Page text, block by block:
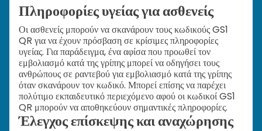
Πληροφορίες υγείας για ασθενείς
Οι ασθενείς μπορούν να σκανάρουν τους κωδικούς GS1
QR για να έχουν πρόσβαση σε κρίσιμες πληροφορίες
υγείας. Για παράδειγμα, ένα αφίσα που προωθεί τον
εμβολιασμό κατά της γρίπης μπορεί να οδηγήσει τους
ανθρώπους σε ραντεβού για εμβολιασμό κατά της γρίπης
όταν σκανάρουν τον κωδικό. Μπορεί επίσης να παρέχει
πολύτιμο εκπαιδευτικό περιεχόμενο αφού οι κωδικοί GS1
QR μπορούν να αποθηκεύουν σημαντικές πληροφορίες.
Έλεγχος επίσκεψης και αναχώρησης